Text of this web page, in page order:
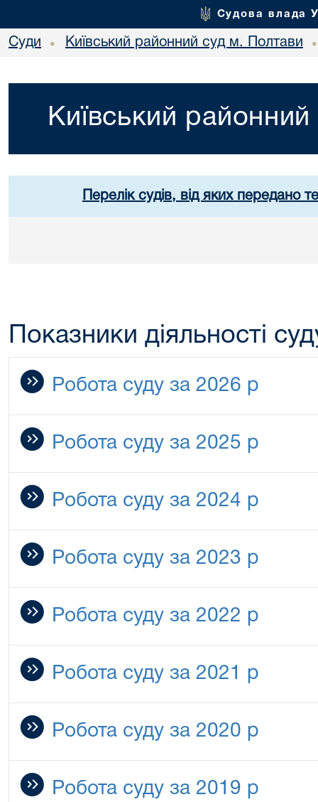
Судова влада
Суди • Київський районний суд м. Полтави •
Київський
Перелік судів, від яких передано
Показники діяльності
Робота суду за 2026 р
Робота суду за 2025 р
Робота суду за 2024 р
Робота суду за 2023 р
Робота суду за 2022 р
Робота суду за 2021 р
Робота суду за 2020 р
Робота суду за 2019 р